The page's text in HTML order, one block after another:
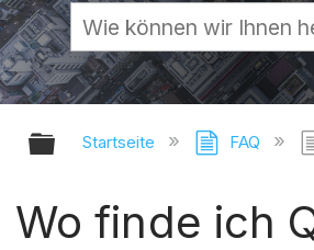
Globale
Startseite FAQ
Wo finde ich